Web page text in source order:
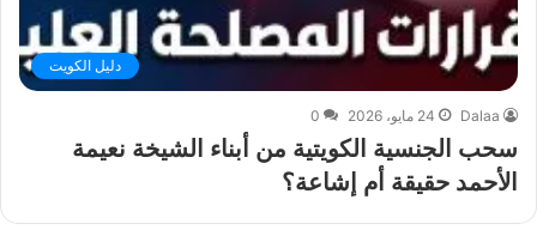
دليل الكويت
Dalaa 24 مايو، 2026 0
سحب الجنسية الكويتية من أبناء الشيخة نعيمة
الأحمد حقيقة أم إشاعة؟